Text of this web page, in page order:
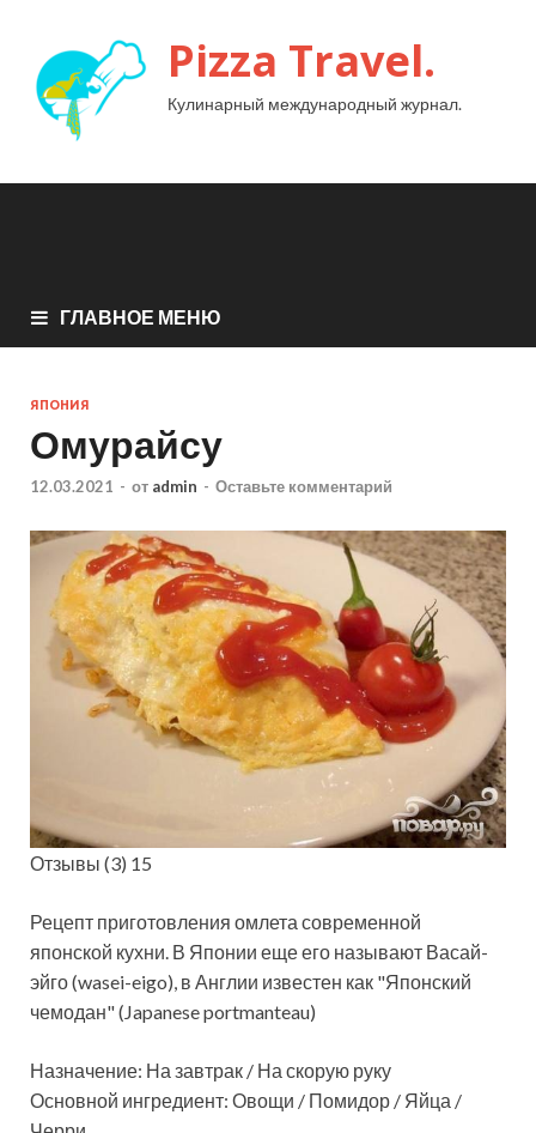
Pizza Travel.
Кулинарный международный журнал.
ГЛАВНОЕ МЕНЮ
ЯПОНИЯ
Омурайсу
12.03.2021 - от admin - Оставьте комментарий
Отзывы (3) 15
Рецепт приготовления омлета современной
японской кухни. В Японии еще его называют Васай-
эйго (wasei-eigo), в Англии известен как "Японский
чемодан" (Japanese portmanteau)
Назначение: На завтрак / На скорую руку
Основной ингредиент: Овощи / Помидор / Яйца /